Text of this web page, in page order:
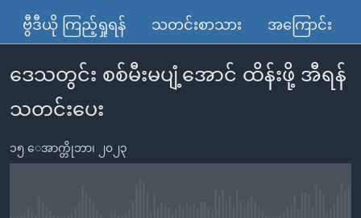
သည့်
များ
ပင်မ
သို့
မြန်မာ
ကမ္ဘာ့သတင်းများ
နိုင်ငံတကာ
အမေရိကန်
အစ္စရေး-ပါလက်စတိုင်း
ဗွီဒီယို
သတင်းလွတ်လပ်ခွင့်
အင်္ဂလိပ်စာလေ့လာမယ်
ဗွီဒီယို ကြည့်ရှုရန် သတင်းစာသား အကြောင်း
ဒေသတွင်း စစ်မီးမပျံ့အောင် ထိန်းဖို့ အီရန်
သတင်းပေး
၁၅ ေအာက္တိုဘာ၊ ၂၀၂၃